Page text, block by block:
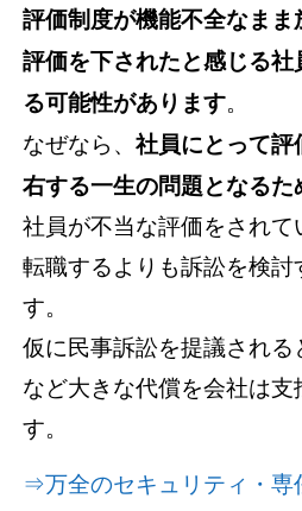
評価制度が機能不全なま
評価を下されたと感じる
る可能性があります。
なぜなら、社員にとって評
右する一生の問題となるた
社員が不当な評価をされて
転職するよりも訴訟を検討
す。
仮に民事訴訟を提議される
など大きな代償を会社は支
す。
⇒万全のセキュリティ・専